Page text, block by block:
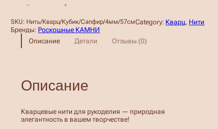
и
ч
е
о
в
а
Б
− +
SKU: Нить/Кварц/Кубик/Сапфир/4мм/57смCategory: Кварц, Нити
Бренды: Роскошные КАМНИ
Описание
Детали Отзывы (0)
Описание
Кварцевые нити для рукоделия — природная
элегантность в вашем творчестве!